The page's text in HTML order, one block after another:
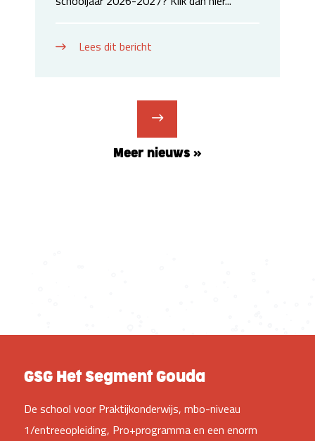
Lees dit bericht
Meer nieuws »
GSG Het Segment Gouda
De school voor Praktijkonderwijs, mbo-niveau
1/entreeopleiding, Pro+programma en een enorm